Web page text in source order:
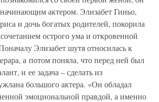
актером. Элизабет Гиньо,
и дочь богатых родителей, покорила
острого ума и откровенной
Элизабет шутя относилась к
а потом поняла, что перед ней был
и ее задача – сделать из
большого актера. «Он обладал
эмоциональной правдой, а именно